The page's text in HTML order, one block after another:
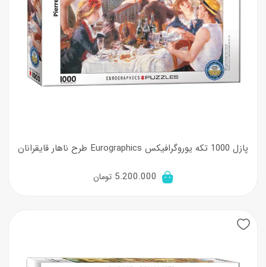
پازل 1000 تکه یوروگرافیکس Eurographics طرح ناهار قایقرانان
5.200.000 تومان